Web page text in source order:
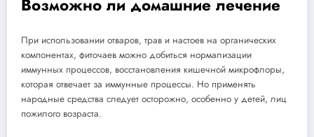
Возможно ли домашние лечение
При использовании отваров, трав и настоев на органических
компонентах, фиточаев можно добиться нормализации
иммунных процессов, восстановления кишечной микрофлоры,
которая отвечает за иммунные процессы. Но применять
народные средства следует осторожно, особенно у детей, лиц
пожилого возраста.